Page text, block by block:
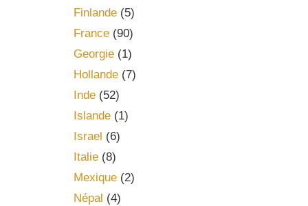
Finlande(5)
France(90)
Georgie(1)
Hollande(7)
Inde(52)
Islande(1)
Israel (6)
Italie(8)
Mexique(2)
Népal (4)